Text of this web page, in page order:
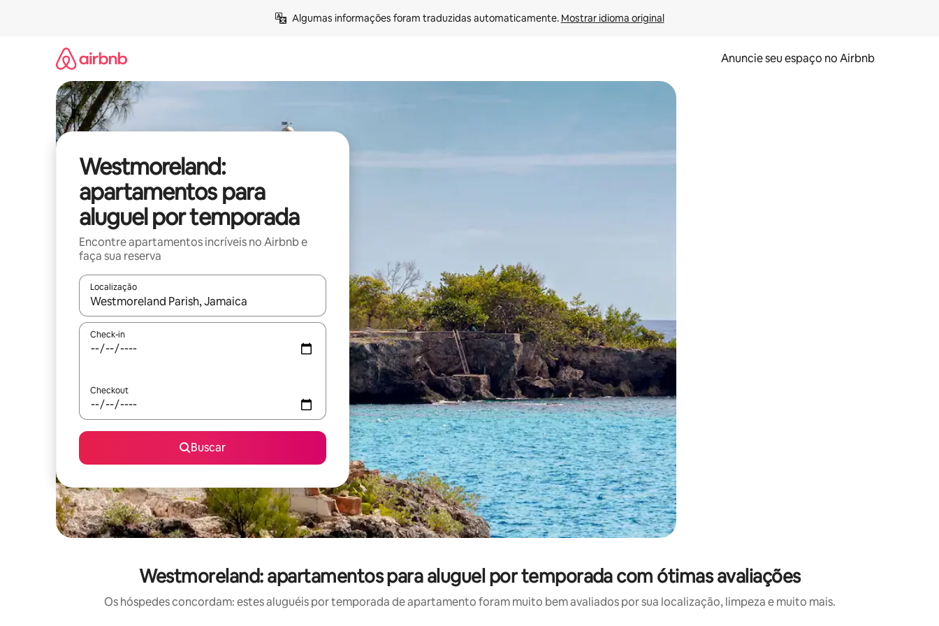
Algumas informações foram traduzidas automaticamente. Mostrar idioma original
Anuncie seu espaço no Airbnb
Westmoreland:
apartamentos para
aluguel por temporada
Encontre apartamentos incríveis no Airbnb e
faça sua reserva
Localização
Quando os resultados estiverem disponíveis, explore-os usando as seta para cima e para baixo do teclado ou tocando e deslizando o dedo na tela.
Check-in
Checkout
Buscar
Westmoreland: apartamentos para aluguel por temporada com ótimas avaliações
Os hóspedes concordam: estes aluguéis por temporada de apartamento foram muito bem avaliados por sua localização, limpeza e muito mais.